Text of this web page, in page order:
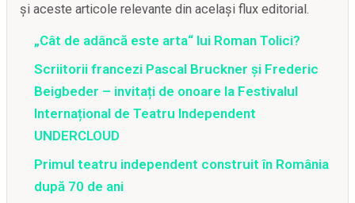
și aceste articole relevante din același flux editorial.
„Cât de adâncă este arta“ lui Roman Tolici?
Scriitorii francezi Pascal Bruckner și Frederic
Beigbeder – invitați de onoare la Festivalul
Internațional de Teatru Independent
UNDERCLOUD
Primul teatru independent construit în România
după 70 de ani